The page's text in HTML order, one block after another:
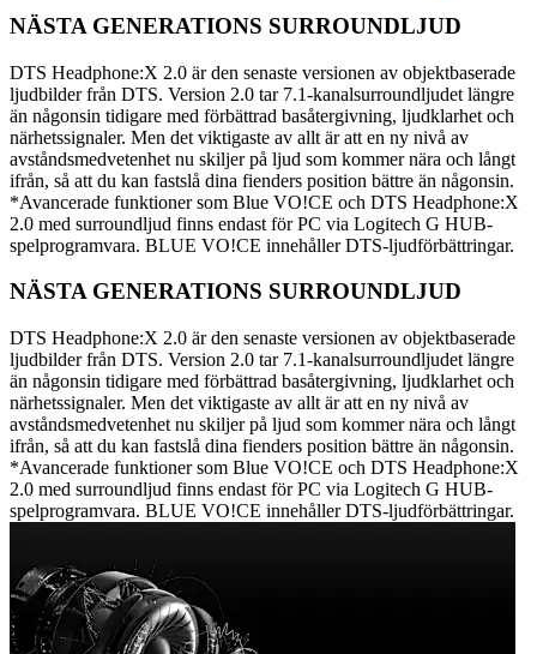
NÄSTA GENERATIONS SURROUNDLJUD
DTS Headphone:X 2.0 är den senaste versionen av objektbaserade
ljudbilder från DTS. Version 2.0 tar 7.1-kanalsurroundljudet längre
än någonsin tidigare med förbättrad basåtergivning, ljudklarhet och
närhetssignaler. Men det viktigaste av allt är att en ny nivå av
avståndsmedvetenhet nu skiljer på ljud som kommer nära och långt
ifrån, så att du kan fastslå dina fienders position bättre än någonsin.
*Avancerade funktioner som Blue VO!CE och DTS Headphone:X
2.0 med surroundljud finns endast för PC via Logitech G HUB-
spelprogramvara. BLUE VO!CE innehåller DTS-ljudförbättringar.
NÄSTA GENERATIONS SURROUNDLJUD
DTS Headphone:X 2.0 är den senaste versionen av objektbaserade
ljudbilder från DTS. Version 2.0 tar 7.1-kanalsurroundljudet längre
än någonsin tidigare med förbättrad basåtergivning, ljudklarhet och
närhetssignaler. Men det viktigaste av allt är att en ny nivå av
avståndsmedvetenhet nu skiljer på ljud som kommer nära och långt
ifrån, så att du kan fastslå dina fienders position bättre än någonsin.
*Avancerade funktioner som Blue VO!CE och DTS Headphone:X
2.0 med surroundljud finns endast för PC via Logitech G HUB-
spelprogramvara. BLUE VO!CE innehåller DTS-ljudförbättringar.